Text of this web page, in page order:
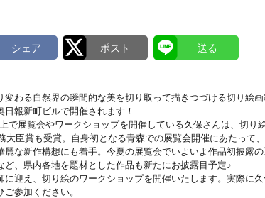
変わる自然界の瞬間的な美を切り取って描きつづける切り絵
報新町ビルで開催されます！
で展覧会やワークショップを開催している久保さんは、切り
大臣賞も受賞。自身初となる青森での展覧会開催にあたって
な新作構想にも着手。今夏の展覧会でいよいよ作品初披露
、県内各地を題材とした作品も新たにお披露目予定♪
迎え、切り絵のワークショップを開催いたします。実際に久
参加ください。